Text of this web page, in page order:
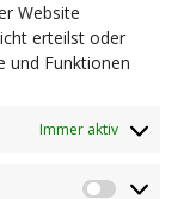
Website
erteilst oder
und Funktionen
Immer aktiv
Informationen
Mitglieder
Partner